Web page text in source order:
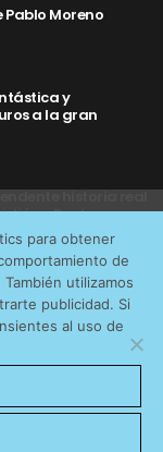
Pablo Moreno
y
a la gran
historia real
en Rocky
DE COOKIES
para obtener
de
utilizamos
publicidad. Si
al uso de
servicios que
y
que